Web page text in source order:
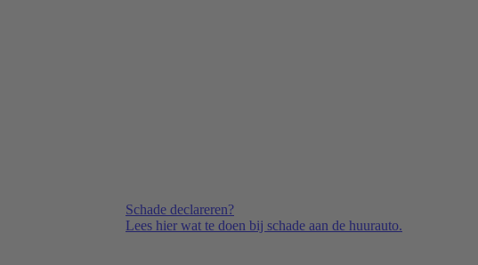
Schade declareren?
Lees hier wat te doen bij schade aan de huurauto.